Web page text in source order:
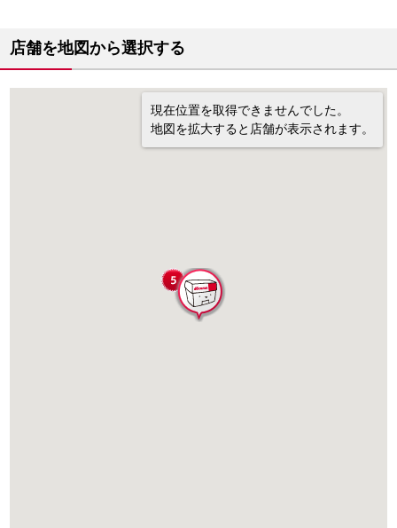
店舗を地図から選択する
現在位置を取得できませんでした。
地図を拡大すると店舗が表示されます。